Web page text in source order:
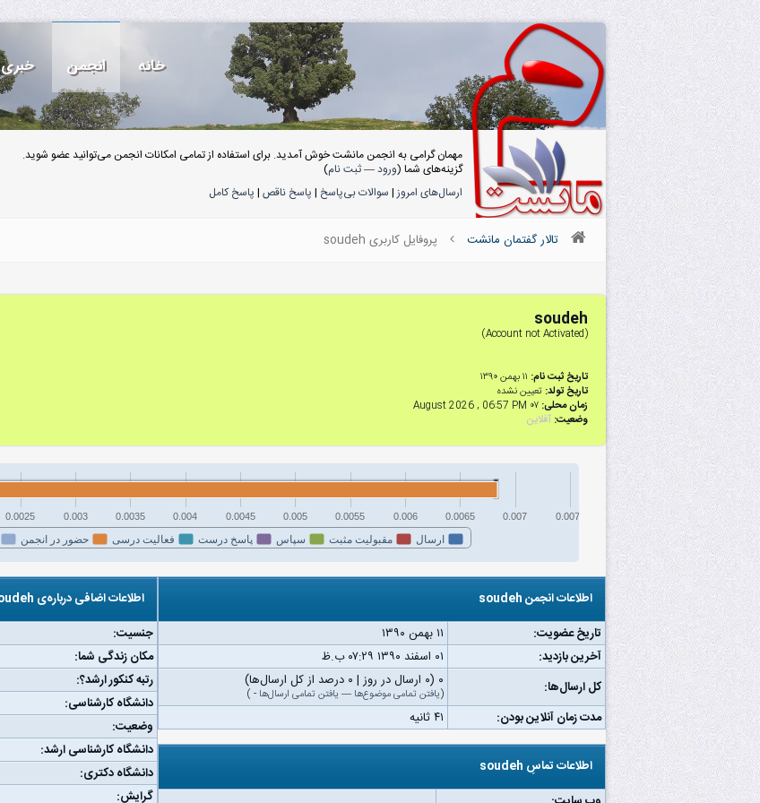
خانه انجمن خبری
مهمان گرامی به انجمن مانشت خوش آمدید. برای استفاده از تمامی امکانات انجمن می‌توانید عضو شوید.
گزینه‌های شما (ورود—ثبت نام)
ارسال‌های امروز| سوالات بی‌پاسخ | پاسخ ناقص | پاسخ کامل
تالار گفتمان مانشت پروفایل کاربری soudeh
soudeh
(Account not Activated)
تاریخ ثبت نام: ۱۱ بهمن ۱۳۹۰
تاریخ تولد: تعیین نشده
زمان محلی: ۰۷ August 2026 , 06:57 PM
وضعیت: آفلاین
ارسال مقبولیت مثبت سپاس پاسخ درست فعالیت درسی حضور در انجمن
0.0025 0.003 0.0035 0.004 0.0045 0.005 0.0055 0.006 0.0065 0.007 0.0075
اطلاعات انجمن soudeh
تاریخ عضویت:
۱۱ بهمن ۱۳۹۰
آخرین بازدید:
۰۱ اسفند ۱۳۹۰ ۰۷:۲۹ ب.ظ
کل ارسال‌ها:
۰ (۰ ارسال در روز | ۰ درصد از کل ارسال‌ها)
(یافتن تمامی موضوع‌ها — یافتن تمامی ارسال‌ها -
)
مدت زمان آنلاین بودن: ۴۱ ثانیه
اطلاعات تماسِ soudeh
اطلاعات اضافی درباره‌ی soudeh
جنسیت:
مکان زندگی شما:
رتبه کنکور ارشد؟:
دانشگاه کارشناسی:
وضعیت:
دانشگاه کارشناسی ارشد:
دانشگاه دکتری:
گرایش: